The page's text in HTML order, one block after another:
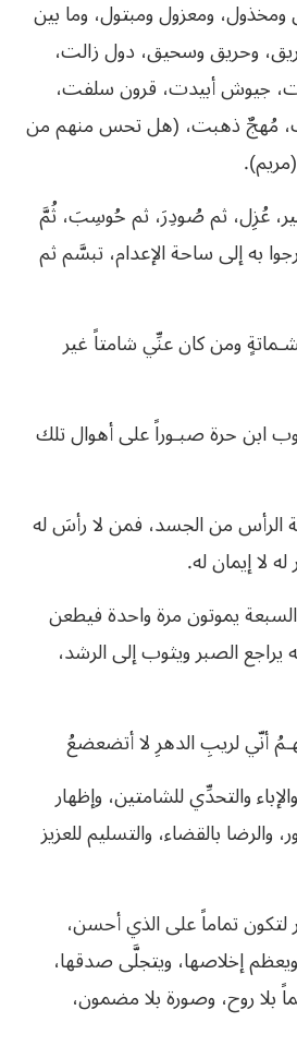
ومعزول ومبتول، وما بين
وحريق وسحيق، دول زالت،
جيوش أبيدت، قرونسلفت،
مُهجٌذهبت، (هلتحسمنهممن
(مريم).
عُزِل، ثمصُودِرَ، ثمحُوسِبَ،ثُمَّ
بهإلىساحةالإعدام، تبسَّمثم
ومنكانعنِّيشامتاًغير
ابنحرةصبـوراًعلىأهوالتلك
الرأسمنالجسد، فمنلارأسَله
لهلاإيمانله.
السبعةيموتونمرةواحدةفيطعن
يراجعالصبرويثوبإلىالرشد،
أنّيلريبِالدهرِلاأتضعضعُ
والإباءوالتحدِّيللشامتين، وإظهار
والرضابالقضاء، والتسليمللعزيز
لتكونتماماًعلىالذيأحسن،
ويعظمإخلاصها، ويتجلَّىصدقها،
بلاروح، وصورةبلامضمون،